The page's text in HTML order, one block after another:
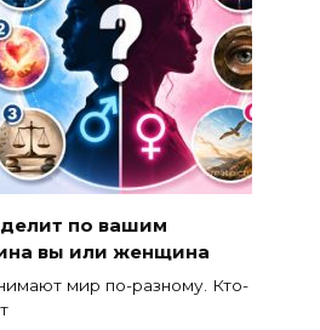
по вашим
вы или женщина
мир по-разному. Кто-